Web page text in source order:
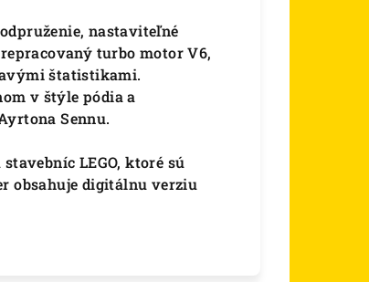
nastaviteľné
turbo motor V6,
štatistikami.
v štýle pódia a
Sennu.
LEGO, ktoré sú
obsahuje digitálnu verziu